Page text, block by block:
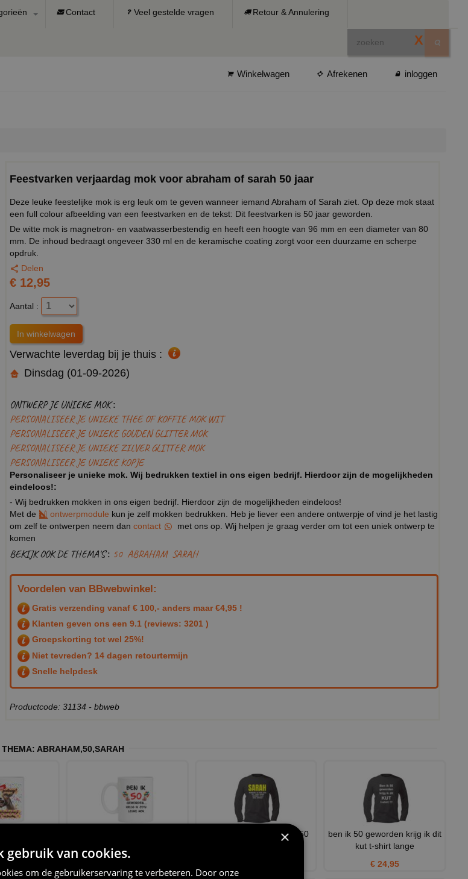
Contact Veel gestelde vragen Retour & Annulering
X
Winkelwagen Afrekenen inloggen
Feestvarken verjaardag mok voor abraham of sarah 50 jaar
Deze leuke feestelijke mok is erg leuk om te geven wanneer iemand Abraham of Sarah ziet. Op deze mok staat
een full colour afbeelding van een feestvarken en de tekst: Dit feestvarken is 50 jaar geworden.
De witte mok is magnetron- en vaatwasserbestendig en heeft een hoogte van 96 mm en een diameter van 80
mm. De inhoud bedraagt ongeveer 330 ml en de keramische coating zorgt voor een duurzame en scherpe
opdruk.
Delen
€ 12,95
Aantal :
Verwachte leverdag bij je thuis :
Dinsdag (01-09-2026)
ONTWERP JE UNIEKE MOK :
PERSONALISEER JE UNIEKE THEE OF KOFFIE MOK WIT
PERSONALISEER JE UNIEKE GOUDEN GLITTER MOK
PERSONALISEER JE UNIEKE ZILVER GLITTER MOK
PERSONALISEER JE UNIEKE KOPJE
Personaliseer je unieke mok. Wij bedrukken textiel in ons eigen bedrijf. Hierdoor zijn de mogelijkheden
eindeloos!:
- Wij bedrukken mokken in ons eigen bedrijf. Hierdoor zijn de mogelijkheden eindeloos!
Met de
ontwerpmodule kun je zelf mokken bedrukken. Heb je liever een andere ontwerpje of vind je het lastig
om zelf te ontwerpen neem dan contact
met ons op. Wij helpen je graag verder om tot een uniek ontwerp te
komen
BEKIJK OOK DE THEMA'S : 50 ABRAHAM SARAH
Voordelen van BBwebwinkel:
Gratis verzending vanaf € 100,- anders maar €4,95 !
Klanten geven ons een 9.1 (reviews: 3201 )
Groepskorting tot wel 25%!
Niet tevreden? 14 dagen retourtermijn
Snelle helpdesk
Productcode: 31134 - bbweb
THEMA: ABRAHAM,50,SARAH
vijftig jaar leeftijd m
Sarah worden is een eer 50
ben ik 50 geworden krijg ik dit
kut t-shirt lange
€ 24,95
×
gebruik van cookies.
om de gebruikerservaring te verbeteren. Door onze